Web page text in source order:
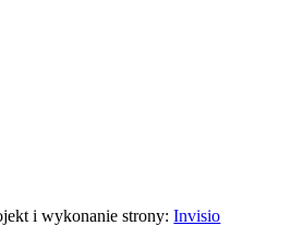
i wykonanie strony:Invisio